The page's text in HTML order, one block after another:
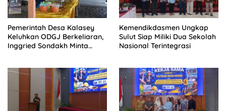
Pemerintah Desa Kalasey
Keluhkan ODGJ Berkeliaran,
Inggried Sondakh Minta
Kemendikdasmen Ungkap
Sulut Siap Miliki Dua Sekolah
Nasional Terintegrasi